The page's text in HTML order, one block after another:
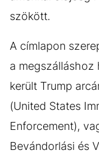
szökött.
A címlapon
a megszálláshoz
került Trump
(United States
Enforcement),
Bevándorlási és